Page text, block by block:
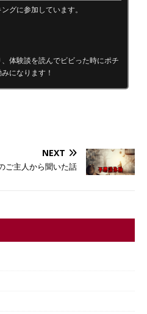
グに参加しています。
体験談を読んでビビった時にポチ
になります！
NEXT
ご主人から聞いた話